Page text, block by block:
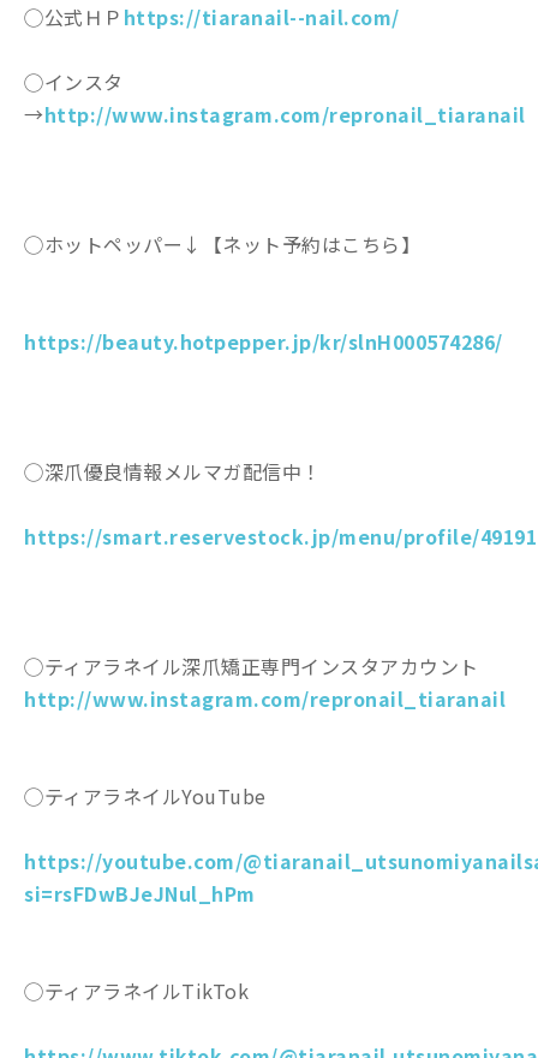
◯公式ＨＰ https://tiaranail--nail.com/
◯インスタ
→http://www.instagram.com/repronail_tiaranail
◯ホットペッパー↓【ネット予約はこちら】
https://beauty.hotpepper.jp/kr/slnH000574286/
◯深爪優良情報メルマガ配信中！
https://smart.reservestock.jp/menu/profile/49191
◯ティアラネイル深爪矯正専門インスタアカウント
http://www.instagram.com/repronail_tiaranail
◯ティアラネイルYouTube
https://youtube.com/
si=rsFDwBJeJNul_hPm
◯ティアラネイルTikTok